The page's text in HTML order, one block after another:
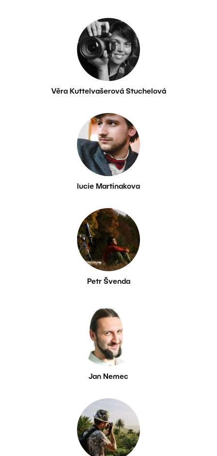
Věra Kuttelvašerová Stuchelová
lucie Martinakova
Petr Švenda
Jan Nemec